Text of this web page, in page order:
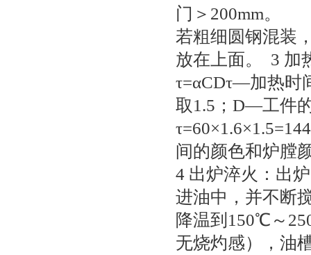
门＞200mm。
若粗细圆钢混装
放在上面。 3 加
τ=αCDτ—加热时
取1.5；D—工件
间的颜色和炉膛
4 出炉淬火：出
进油中，并不断
降温到150℃～
无烧灼感），油